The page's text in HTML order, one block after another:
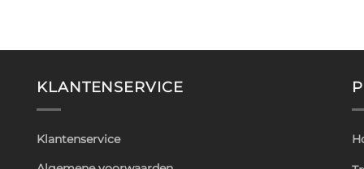
KLANTENSERVICE
Klantenservice